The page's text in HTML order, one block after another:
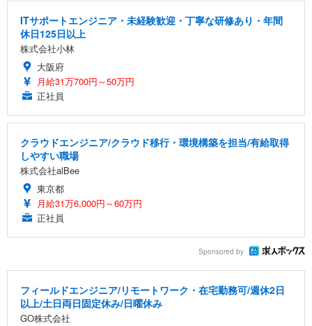
ITサポートエンジニア・未経験歓迎・丁寧な研修あり・年間
休日125日以上
株式会社小林
大阪府
月給31万700円～50万円
正社員
クラウドエンジニア/クラウド移行・環境構築を担当/有給取得
しやすい職場
株式会社alBee
東京都
月給31万6,000円～60万円
正社員
Sponsored by
フィールドエンジニア/リモートワーク・在宅勤務可/週休2日
以上/土日両日固定休み/日曜休み
GO株式会社